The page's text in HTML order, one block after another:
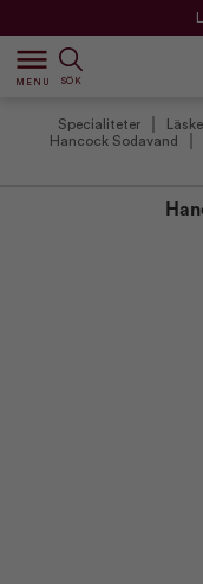
dehaze
MENU SÖK
Specialiteter
Hancock Sodavand